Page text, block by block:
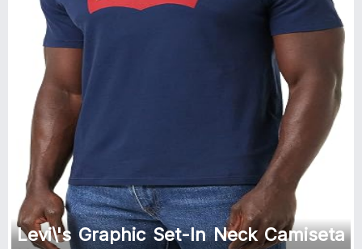
Levi\'s Graphic Set-In Neck Camiseta